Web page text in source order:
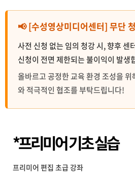
📢 [수성영상미디어센터] 무단
사전 신청 없는 임의 청강 시, 향후 센
신청이 전면 제한되는 불이익이 발생
올바르고 공정한 교육 환경 조성을
와 적극적인 협조를 부탁드립니다!
*프리미어 기초 실습
프리미어 편집 초급 강좌